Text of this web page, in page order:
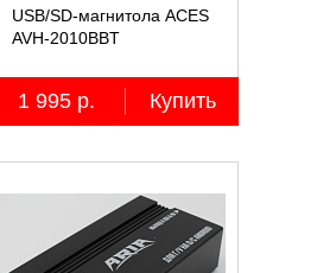
USB/SD-магнитола ACES
AVH-2010BBT
1 995 р. Купить